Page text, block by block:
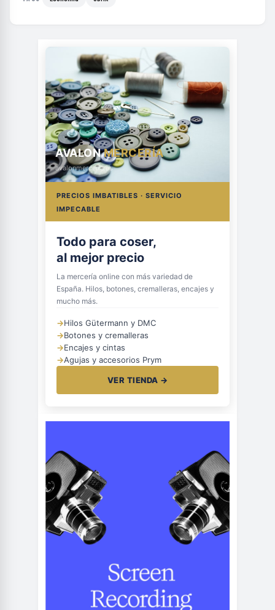
AVALONMERCERÍA
avalonmerceria.es
PRECIOS IMBATIBLES · SERVICIO
IMPECABLE
Todo para coser,
al mejor precio
La mercería online con más variedad de
España. Hilos, botones, cremalleras, encajes y
mucho más.
→Hilos Gütermann y DMC
→Botones y cremalleras
→Encajes y cintas
→Agujas y accesorios Prym
VER TIENDA →